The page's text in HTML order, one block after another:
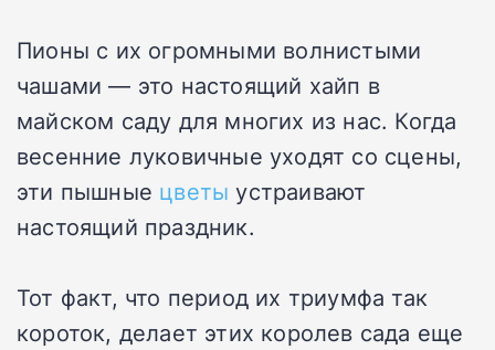
Пионы с их огромными волнистыми
чашами — это настоящий хайп в
майском саду для многих из нас. Когда
весенние луковичные уходят со сцены,
эти пышные цветы устраивают
настоящий праздник.
Тот факт, что период их триумфа так
короток, делает этих королев сада еще